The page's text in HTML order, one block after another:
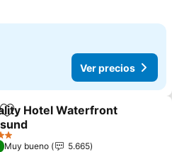
Ver precios
Agregar a favoritos
Hotel Waterfront
Muy bueno
5.665